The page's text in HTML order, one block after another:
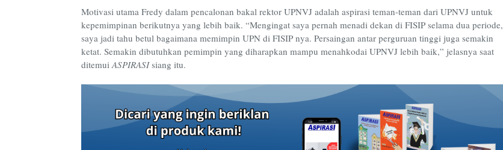
Motivasi utama Fredy dalam pencalonan bakal rektor UPNVJ adalah aspirasi teman-teman dari UPNVJ untuk
kepemimpinan berikutnya yang lebih baik. “Mengingat saya pernah menadi dekan di FISIP selama dua periode,
saya jadi tahu betul bagaimana memimpin UPN di FISIP nya. Persaingan antar perguruan tinggi juga semakin
ketat. Semakin dibutuhkan pemimpin yang diharapkan mampu menahkodai UPNVJ lebih baik,” jelasnya saat
ditemui ASPIRASIsiang itu.